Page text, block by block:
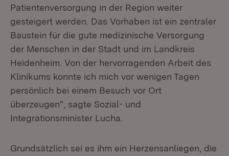
Patientenversorgung in der Region weiter
gesteigert werden. Das Vorhaben ist ein zentraler
Baustein für die gute medizinische Versorgung
der Menschen in der Stadt und im Landkreis
Heidenheim. Von der hervorragenden Arbeit des
Klinikums konnte ich mich vor wenigen Tagen
persönlich bei einem Besuch vor Ort
überzeugen“, sagte Sozial- und
Integrationsminister Lucha.
Grundsätzlich sei es ihm ein Herzensanliegen, die